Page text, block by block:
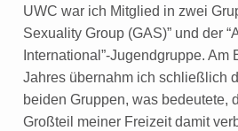
UWC war ich Mitglied in zwei
Sexuality Group (GAS)” und der
International”-Jugendgruppe. Am
Jahres übernahm ich schließlich
beiden Gruppen, was bedeutete,
Großteil meiner Freizeit damit